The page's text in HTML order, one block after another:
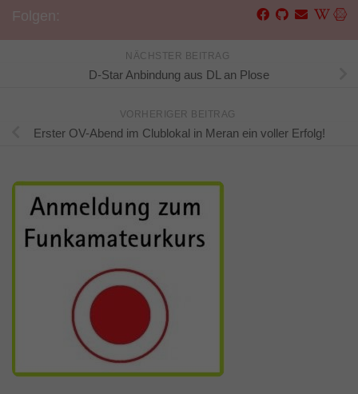
NÄCHSTER BEITRAG
D-Star Anbindung aus DL an Plose
VORHERIGER BEITRAG
Erster OV-Abend im Clublokal in Meran ein voller Erfolg!